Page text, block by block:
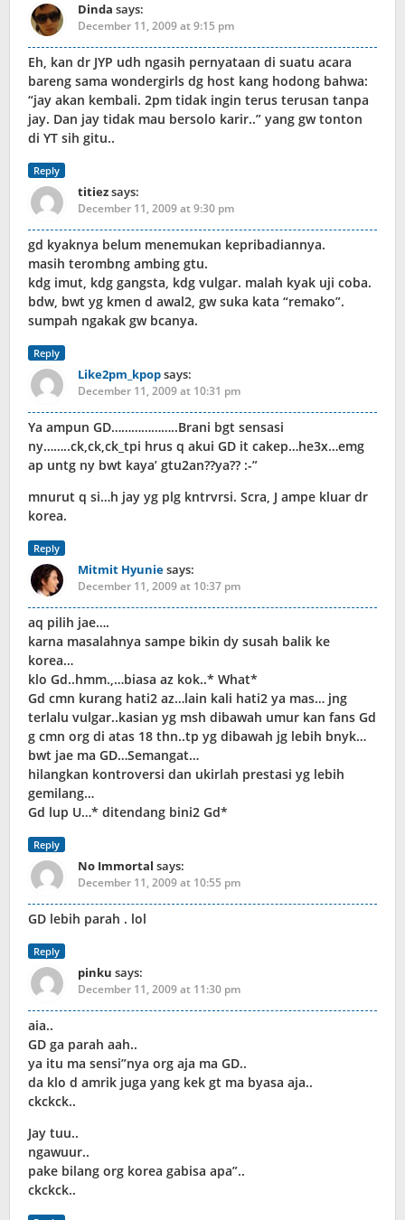
Dinda says:
December 11, 2009 at 9:15 pm
Eh, kan dr JYP udh ngasih pernyataan di suatu acara
bareng sama wondergirls dg host kang hodong bahwa:
“jay akan kembali. 2pm tidak ingin terus terusan tanpa
jay. Dan jay tidak mau bersolo karir..” yang gw tonton
di YT sih gitu..
Reply
titiezsays:
December 11, 2009 at 9:30 pm
gd kyaknya belum menemukan kepribadiannya.
masih terombng ambing gtu.
kdg imut, kdg gangsta, kdg vulgar. malah kyak uji coba.
bdw, bwt yg kmen d awal2, gw suka kata “remako”.
sumpah ngakak gw bcanya.
Reply
Like2pm_kpopsays:
December 11, 2009 at 10:31 pm
Ya ampun GD………………..Brani bgt sensasi
ny……..ck,ck,ck_tpi hrus q akui GD it cakep…he3x…emg
ap untg ny bwt kaya’ gtu2an??ya?? :-”
mnurut q si…h jay yg plg kntrvrsi. Scra, J ampe kluar dr
korea.
Reply
Mitmit Hyuniesays:
December 11, 2009 at 10:37 pm
aq pilih jae….
karna masalahnya sampe bikin dy susah balik ke
korea…
klo Gd..hmm.,…biasa az kok..* What*
Gd cmn kurang hati2 az…lain kali hati2 ya mas… jng
terlalu vulgar..kasian yg msh dibawah umur kan fans Gd
g cmn org di atas 18 thn..tp yg dibawah jg lebih bnyk…
bwt jae ma GD…Semangat…
hilangkan kontroversi dan ukirlah prestasi yg lebih
gemilang…
Gd lup U…* ditendang bini2 Gd*
Reply
No Immortal says:
December 11, 2009 at 10:55 pm
GD lebih parah . lol
Reply
pinku says:
December 11, 2009 at 11:30 pm
aia..
GD ga parah aah..
ya itu ma sensi”nya org aja ma GD..
da klo d amrik juga yang kek gt ma byasa aja..
ckckck..
Jay tuu..
ngawuur..
pake bilang org korea gabisa apa”..
ckckck..